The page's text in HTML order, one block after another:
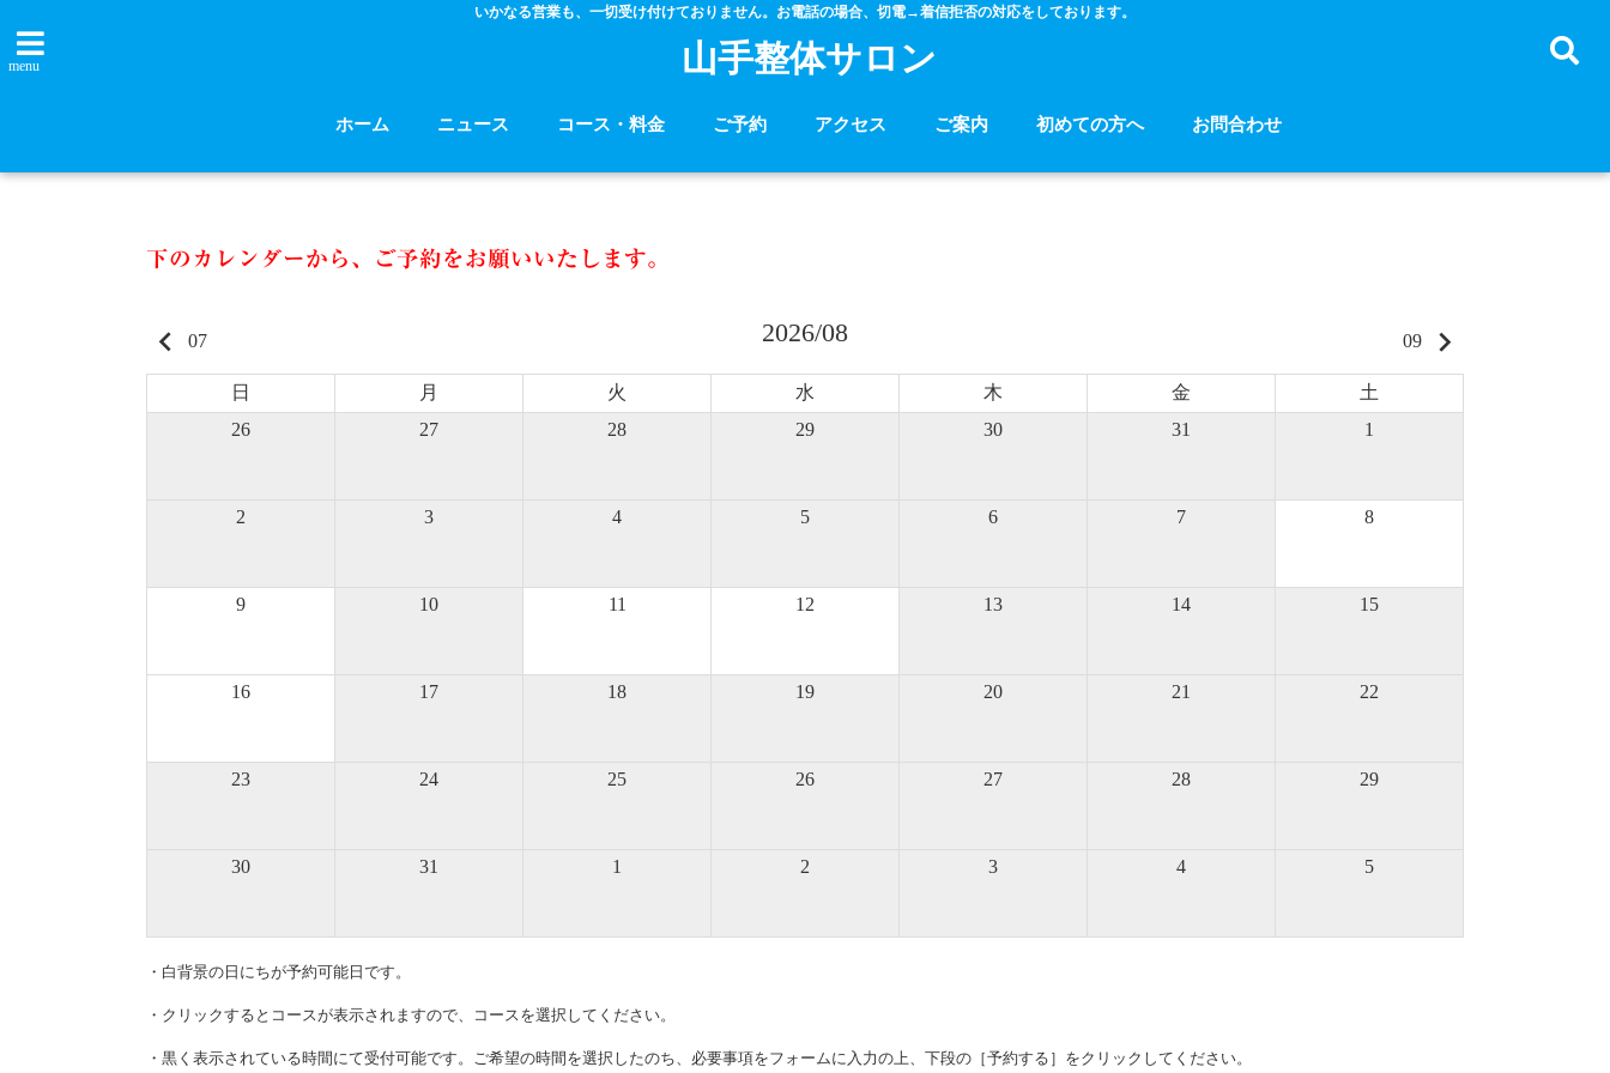
いかなる営業も、一切受け付けておりません。お電話の場合、切電→着信拒否の対応をしております。
menu 山手整体サロン
ホーム ニュース コース・料金 ご予約 アクセス ご案内 初めての方へ お問合わせ
下のカレンダーから、ご予約をお願いいたします。
keyboard_arrow_left 07 2026/08 09 keyboard_arrow_right
日 月 火 水 木 金
土
26
27 28 29 30 31 1
2 3 4 5 6 7 8
9 10 11 12 13 14 15
16 17 18 19 20 21 22
23 24 25 26 27 28 29
30 31 1 2 3 4 5
・白背景の日にちが予約可能日です。
・クリックするとコースが表示されますので、コースを選択してください。
・黒く表示されている時間にて受付可能です。ご希望の時間を選択したのち、必要事項をフォームに入力の上、下段の［予約する］をクリックしてください。